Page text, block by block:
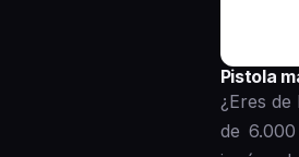
Pistola
¿Eres
de